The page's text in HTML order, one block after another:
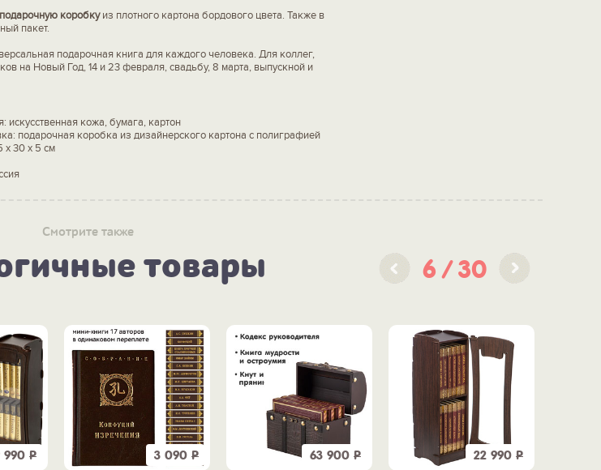
коробкуиз плотного картона бордового цвета. Также в
пакет.
подарочная книга для каждого человека. Для коллег,
на Новый Год, 14 и 23 февраля, свадьбу, 8 марта, выпускной и
искусственная кожа, бумага, картон
подарочная коробка из дизайнерского картона с полиграфией
x 30 x 5 см
Смотрите также
товары 6 30
990 Р 3 090 Р 63 900 Р 22 990 Р